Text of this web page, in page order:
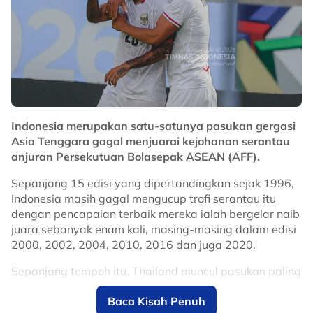
fokus utama pasukan adalah mendapatkan
kemenangan.
“Walaupun kami hanya menang 1-0, kemenangan ini
tetap sangat penting. Dari segi jaringan, memang
jumlah gol penting untuk membantu kami melangkah ke
suku akhir, tetapi perkara paling utama adalah
kemenangan.
“Anak-anak buah saya telah memberikan yang terbaik
untuk memastikan kemenangan menjadi milik
pasukan,”kata Hafiz
SMK Shah Alam kekal ditangga teratas, turut meraih
13 mata selepas lima perlawanan namun dibezakan
dengan jumlah jaringan dan beraksi kurang satu
perlawanan.
Kumpulan D pula menyaksikan persaingan melibatkan
tiga pasukan iaitu SMK Putera, Akademi Mokhtar
Dahari B14 (AMD B14) dan SMK Ibrahim Fikri.
Indonesia merupakan satu-satunya pasukan gergasi
Asia Tenggara gagal menjuarai kejohanan serantau
anjuran Persekutuan Bolasepak ASEAN (AFF).
Sepanjang 15 edisi yang dipertandingkan sejak 1996,
Indonesia masih gagal mengucup trofi serantau itu
dengan pencapaian terbaik mereka ialah bergelar naib
juara sebanyak enam kali, masing-masing dalam edisi
2000, 2002, 2004, 2010, 2016 dan juga 2020.
Sepanjang tempoh itu, Thailand muncul pasukan paling
berjaya dengan tujuh gelaran, diikuti Singapura
dengan empat gelaran dan Vietnam dengan tiga
Baca Kisah Penuh